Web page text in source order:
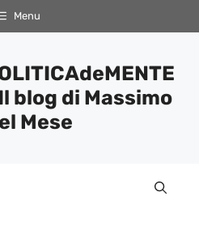
Menu
blog di Massimo
Mese